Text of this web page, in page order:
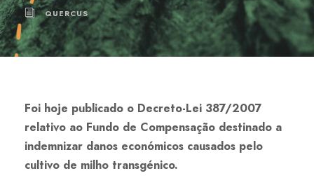
QUERCUS
Foi hoje publicado o Decreto-Lei 387/2007
relativo ao Fundo de Compensação destinado a
indemnizar danos económicos causados pelo
cultivo de milho transgénico.